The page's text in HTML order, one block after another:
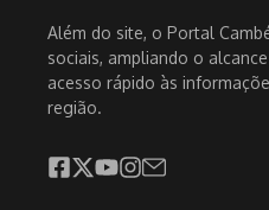
Além do site, o Portal
sociais, ampliando o
acesso rápido às
região.